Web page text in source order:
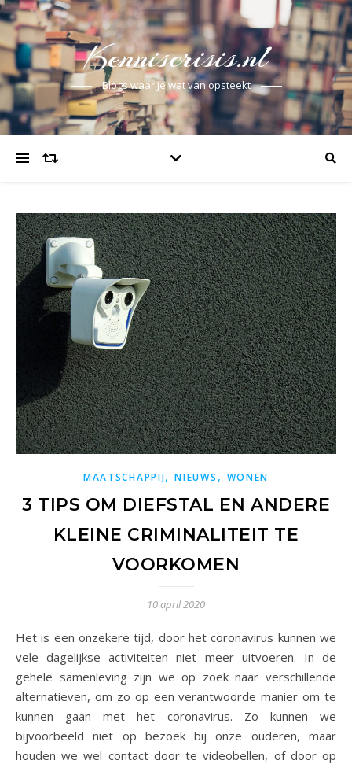
Kenniscrisis.nl
Blogs waar je wat van opsteekt
MAATSCHAPPIJ,NIEUWS , WONEN
3 TIPS OM DIEFSTAL EN ANDERE
KLEINE CRIMINALITEIT TE
VOORKOMEN
10 april 2020
Het is een onzekere tijd, door het coronavirus kunnen we
vele dagelijkse activiteiten niet meer uitvoeren. In de
gehele samenleving zijn we op zoek naar verschillende
alternatieven, om zo op een verantwoorde manier om te
kunnen gaan met het coronavirus. Zo kunnen we
bijvoorbeeld niet op bezoek bij onze ouderen, maar
houden we wel contact door te videobellen, of door op